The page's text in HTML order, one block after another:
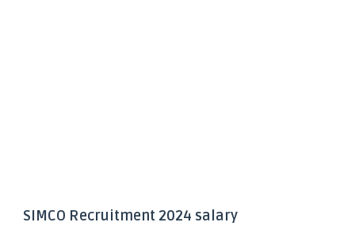
SIMCO Recruitment 2024 salary